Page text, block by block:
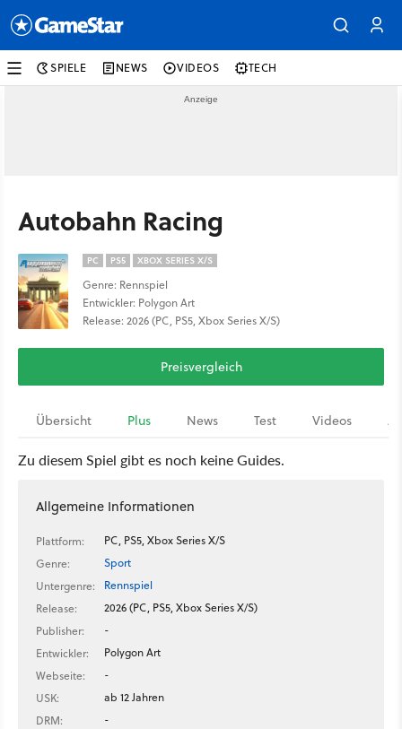
SPIELE NEWS VIDEOS TECH
Autobahn Racing
PC PS5 XBOX SERIES X/S
Genre: Rennspiel
Entwickler: Polygon Art
Release: 2026 (PC, PS5, Xbox Series X/S)
Preisvergleich
Übersicht Plus News Test Videos
Zu diesem Spiel gibt es noch keine Guides.
Allgemeine Informationen
Plattform:
PC, PS5, Xbox Series X/S
Genre:
Sport
Untergenre:
Rennspiel
Release:
2026 (PC, PS5, Xbox Series X/S)
Publisher:
-
Entwickler:
Polygon Art
Webseite:
-
USK:
ab 12 Jahren
DRM:
-